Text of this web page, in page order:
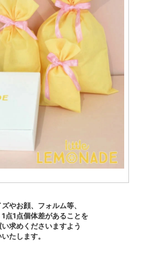
やお顔、フォルム等、
点1点個体差があることを
求めくださいますよう
たします。